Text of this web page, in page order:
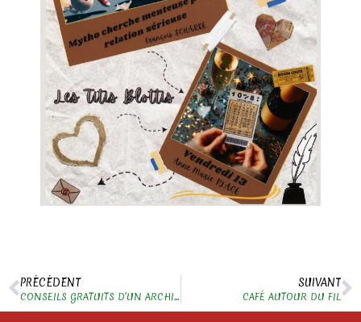
PRÉCÉDENT
CONSEILS GRATUITS D’UN ARCHITECTE
SUIVANT
CAFÉ AUTOUR DU FIL